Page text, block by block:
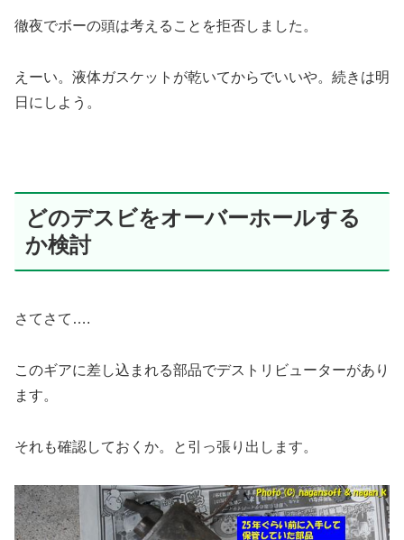
徹夜でボーの頭は考えることを拒否しました。
えーい。液体ガスケットが乾いてからでいいや。続きは明
日にしよう。
どのデスビをオーバーホールする
か検討
さてさて….
このギアに差し込まれる部品でデストリビューターがあり
ます。
それも確認しておくか。と引っ張り出します。